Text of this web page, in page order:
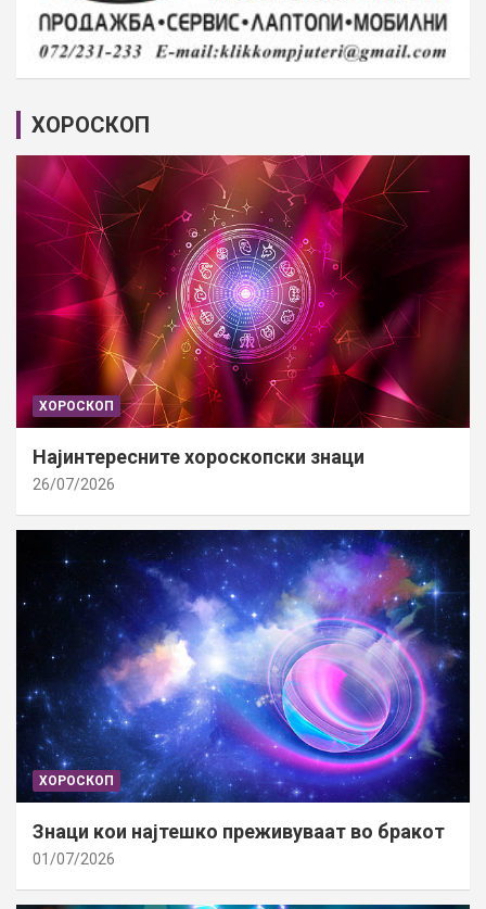
ХОРОСКОП
ХОРОСКОП
Најинтересните хороскопски знаци
26/07/2026
ХОРОСКОП
Знаци кои најтешко преживуваат во бракот
01/07/2026